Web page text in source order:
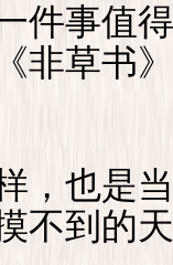
事值得
非草书
也是当
不到的